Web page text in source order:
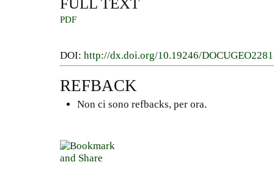
FULL TEXT
PDF
DOI: http://dx.doi.org/10.19246/
REFBACK
Non ci sono refbacks, per ora.